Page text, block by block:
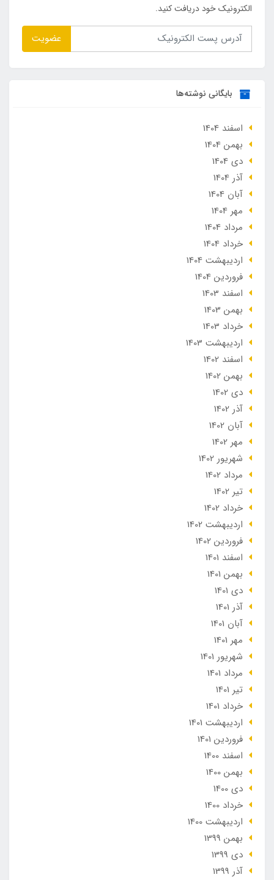
الکترونیک خود دریافت کنید.
عضویت
بایگانی نوشته‌ها
اسفند 1404
بهمن 1404
دی 1404
آذر 1404
آبان 1404
مهر 1404
مرداد 1404
خرداد 1404
ارديبهشت 1404
فروردین 1404
اسفند 1403
بهمن 1403
خرداد 1403
ارديبهشت 1403
اسفند 1402
بهمن 1402
دی 1402
آذر 1402
آبان 1402
مهر 1402
شهریور 1402
مرداد 1402
تير 1402
خرداد 1402
ارديبهشت 1402
فروردین 1402
اسفند 1401
بهمن 1401
دی 1401
آذر 1401
آبان 1401
مهر 1401
شهریور 1401
مرداد 1401
تير 1401
خرداد 1401
ارديبهشت 1401
فروردین 1401
اسفند 1400
بهمن 1400
دی 1400
خرداد 1400
ارديبهشت 1400
بهمن 1399
دی 1399
آذر 1399